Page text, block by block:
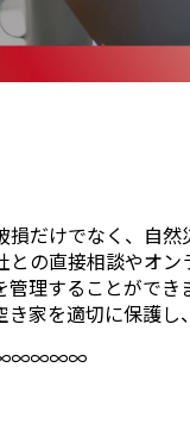
だけでなく、自
の直接相談やオ
理することができ
家を適切に保護